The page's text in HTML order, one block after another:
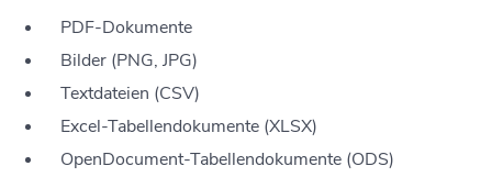
PDF-Dokumente
Bilder (PNG, JPG)
Textdateien (CSV)
Excel-Tabellendokumente (XLSX)
OpenDocument-Tabellendokumente (ODS)